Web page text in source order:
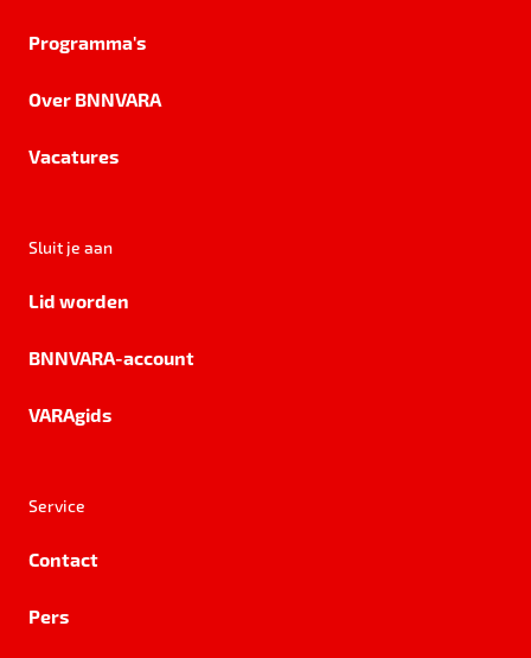
Programma's
Over BNNVARA
Vacatures
Sluit je aan
Lid worden
BNNVARA-account
VARAgids
Service
Contact
Pers